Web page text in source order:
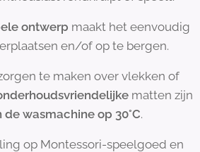
ontwerp maakt het eenvoudig
en/of op te bergen.
te maken over vlekken of
matten zijn
de wasmachine op 30°C.
op Montessori-speelgoed en